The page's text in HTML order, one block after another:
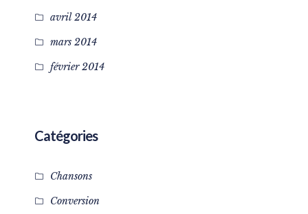
avril 2014
mars 2014
février 2014
Catégories
Chansons
Conversion